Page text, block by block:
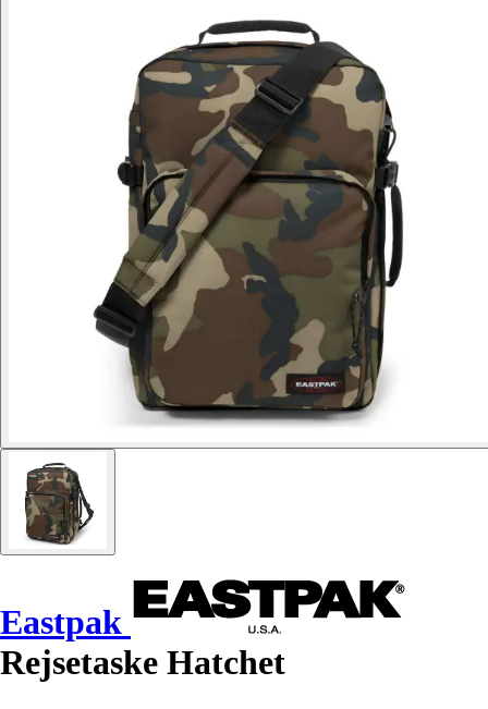
Eastpak
Rejsetaske Hatchet